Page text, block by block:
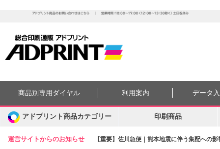
運営サイトからのお知らせ 【重要】佐川急便｜熊本地震に伴う集配への
商品別専用ダイヤル 利用案内 データ
アドプリント商品カテゴリー 印刷商品